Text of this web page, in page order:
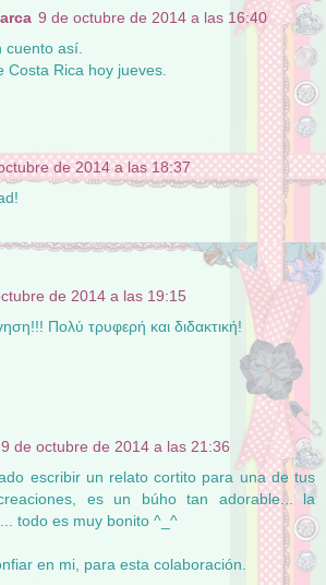
9 de octubre de 2014 a las 16:40
cuento así.
Costa Rica hoy jueves.
de 2014 a las 18:37
de 2014 a las 19:15
Πολύ τρυφερή και διδακτική!
9 de octubre de 2014 a las 21:36
escribir un relato cortito para una de tus
es un búho tan adorable... la
todo es muy bonito ^_^
en mi, para esta colaboración.